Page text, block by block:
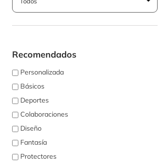
Recomendados
Personalizada
Básicos
Deportes
Colaboraciones
Diseño
Fantasía
Protectores